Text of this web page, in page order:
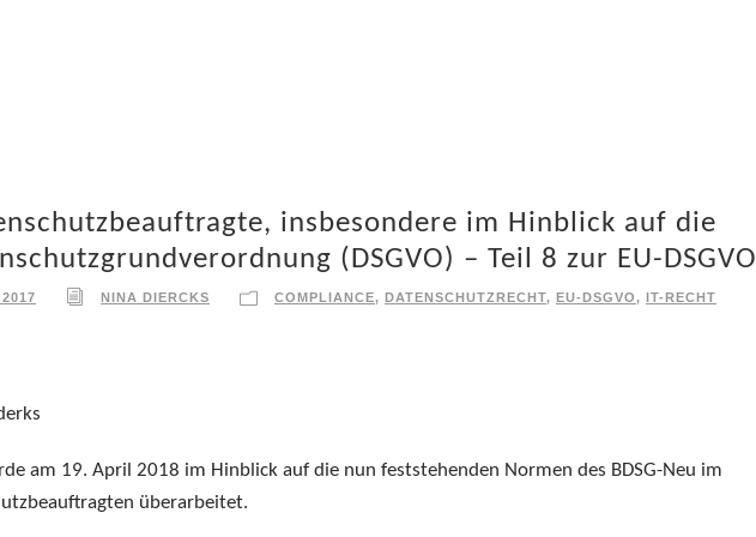
insbesondere im Hinblick auf die
(DSGVO) – Teil 8 zur EU-DSGVO
NINA DIERCKS COMPLIANCE, DATENSCHUTZRECHT, EU-DSGVO, IT-RECHT
am 19. April 2018 im Hinblick auf die nun feststehenden Normen des BDSG-Neu im
überarbeitet.